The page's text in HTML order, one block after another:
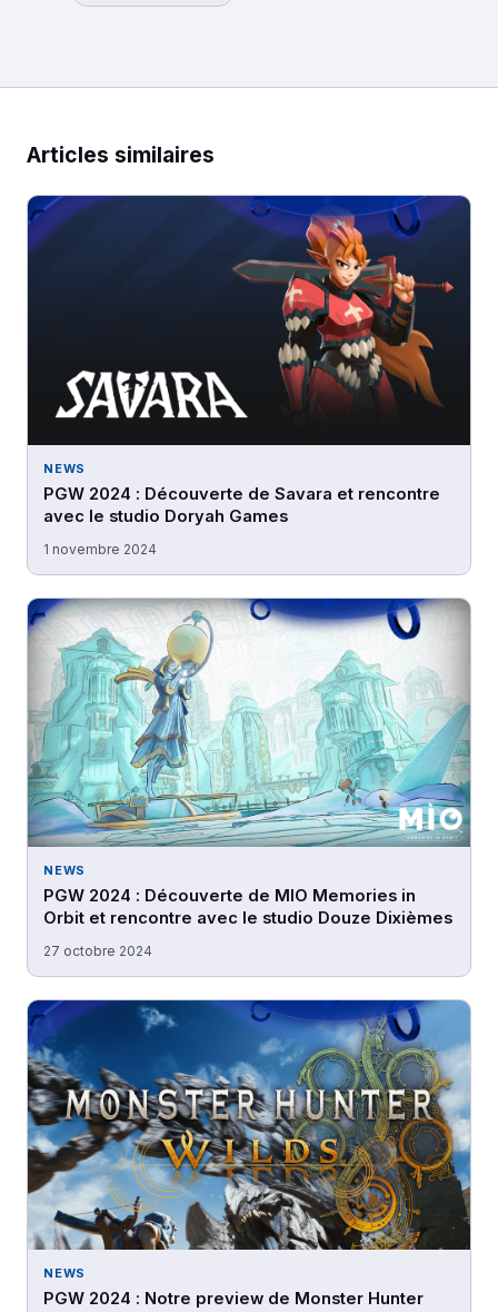
Articles similaires
NEWS
PGW 2024 : Découverte de Savara et rencontre
avec le studio Doryah Games
1 novembre 2024
NEWS
PGW 2024 : Découverte de MIO Memories in
Orbit et rencontre avec le studio Douze Dixièmes
27 octobre 2024
NEWS
PGW 2024 : Notre preview de Monster Hunter